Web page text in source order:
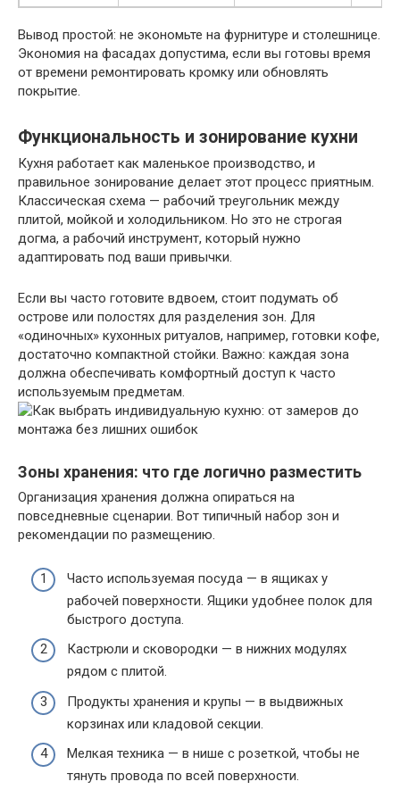
Вывод простой: не экономьте на фурнитуре и столешнице.
Экономия на фасадах допустима, если вы готовы время
от времени ремонтировать кромку или обновлять
покрытие.
Функциональность и зонирование кухни
Кухня работает как маленькое производство, и
правильное зонирование делает этот процесс приятным.
Классическая схема — рабочий треугольник между
плитой, мойкой и холодильником. Но это не строгая
догма, а рабочий инструмент, который нужно
адаптировать под ваши привычки.
Если вы часто готовите вдвоем, стоит подумать об
острове или полостях для разделения зон. Для
«одиночных» кухонных ритуалов, например, готовки кофе,
достаточно компактной стойки. Важно: каждая зона
должна обеспечивать комфортный доступ к часто
используемым предметам.
Зоны хранения: что где логично разместить
Организация хранения должна опираться на
повседневные сценарии. Вот типичный набор зон и
рекомендации по размещению.
Часто используемая посуда — в ящиках у
рабочей поверхности. Ящики удобнее полок для
быстрого доступа.
Кастрюли и сковородки — в нижних модулях
рядом с плитой.
Продукты хранения и крупы — в выдвижных
корзинах или кладовой секции.
Мелкая техника — в нише с розеткой, чтобы не
тянуть провода по всей поверхности.